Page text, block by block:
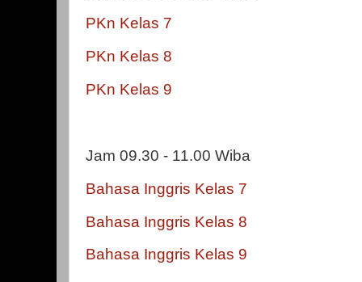
PKn Kelas 7
PKn Kelas 8
PKn Kelas 9
Jam 09.30 - 11.00 Wiba
Bahasa Inggris Kelas 7
Bahasa Inggris Kelas 8
Bahasa Inggris Kelas 9